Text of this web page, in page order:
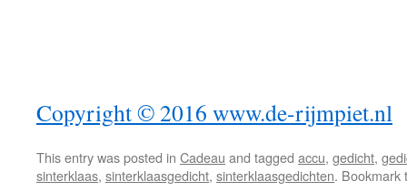
Copyright © 2016 www.de-rijmpiet.nl
This entry was posted in Cadeau and tagged accu, gedicht,
sinterklaas, sinterklaasgedicht, sinterklaasgedichten.